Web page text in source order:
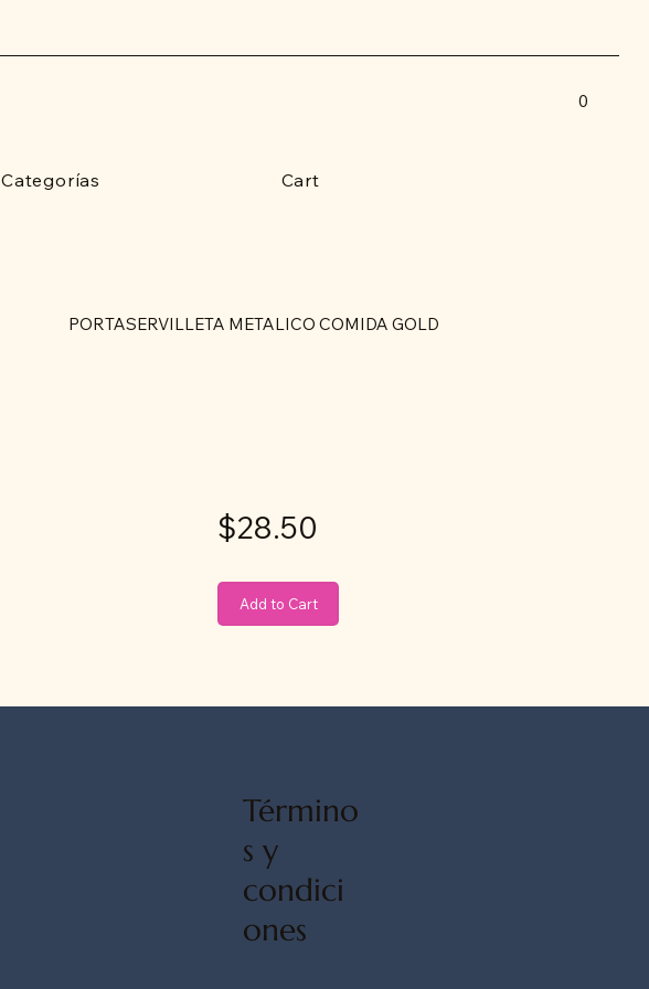
Categorías Cart
0
Add to Cart
PORTASERVILLETA METALICO COMIDA GOLD
$28.50
Término
s y
condici
ones